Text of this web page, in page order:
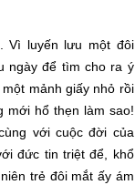
Vì luyến lưu một đôi
ngày để tìm cho ra ý
một mảnh giấy nhỏ rồi
mới hổ thẹn làm sao!
vớicuộc đời của
đức tin triệt để
khổ
trẻ đôi mắt ấy ám